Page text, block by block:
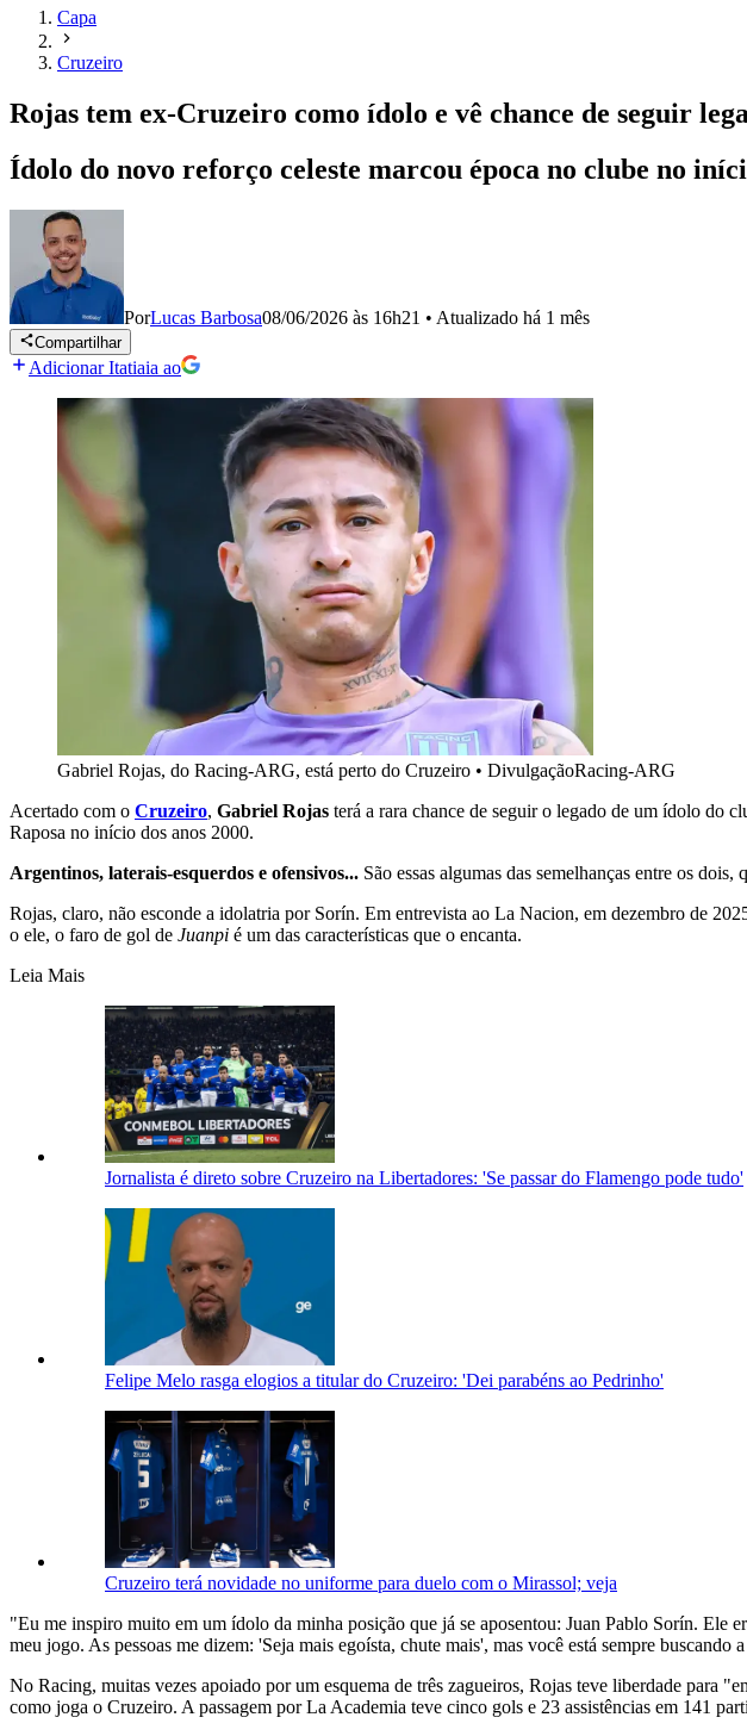
Capa
Cruzeiro
Rojas tem ex-Cruzeiro como ídolo e vê chance de seguir
Ídolo do novo reforço celeste marcou época no clube no
PorLucas Barbosa08/06/2026 às 16h21 • Atualizado há 1 mês
Compartilhar
Adicionar Itatiaia ao
Gabriel Rojas, do Racing-ARG, está perto do Cruzeiro • DivulgaçãoRacing-ARG
Acertado com o Cruzeiro, Gabriel Rojas terá a rara chance de seguir o legado de um ídolo do
Raposa no início dos anos 2000.
Argentinos, laterais-esquerdos e ofensivos... São essas algumas das semelhanças entre os
Rojas, claro, não esconde a idolatria por Sorín. Em entrevista ao La Nacion, em dezembro de
o ele, o faro de gol de Juanpi é um das características que o encanta.
Leia Mais
Jornalista é direto sobre Cruzeiro na Libertadores: 'Se passar do Flamengo pode tudo'
Felipe Melo rasga elogios a titular do Cruzeiro: 'Dei parabéns ao Pedrinho'
Cruzeiro terá novidade no uniforme para duelo com o Mirassol; veja
"Eu me inspiro muito em um ídolo da minha posição que já se aposentou: Juan Pablo Sorín. Ele
meu jogo. As pessoas me dizem: 'Seja mais egoísta, chute mais', mas você está sempre
No Racing, muitas vezes apoiado por um esquema de três zagueiros, Rojas teve liberdade para
como joga o Cruzeiro. A passagem por La Academia teve cinco gols e 23 assistências em 141